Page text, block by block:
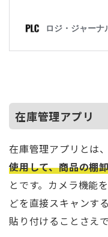
在庫管理アプリ
在庫管理アプリとは、
使用して、商品の棚
とです。カメラ機能
どを直接スキャンす
貼り付けることさえ